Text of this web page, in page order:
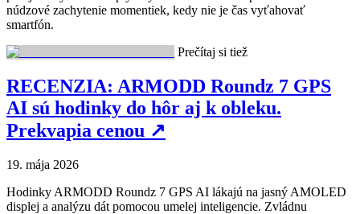
núdzové zachytenie momentiek, kedy nie je čas vyťahovať
smartfón.
Prečítaj si tiež
RECENZIA: ARMODD Roundz 7 GPS
AI sú hodinky do hôr aj k obleku.
Prekvapia cenou ↗
19. mája 2026
Hodinky ARMODD Roundz 7 GPS AI lákajú na jasný AMOLED
displej a analýzu dát pomocou umelej inteligencie. Zvládnu